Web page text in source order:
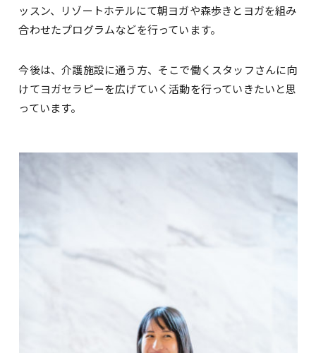
ッスン、リゾートホテルにて朝ヨガや森歩きとヨガを組み
合わせたプログラムなどを行っています。
今後は、介護施設に通う方、そこで働くスタッフさんに向
けてヨガセラピーを広げていく活動を行っていきたいと思
っています。